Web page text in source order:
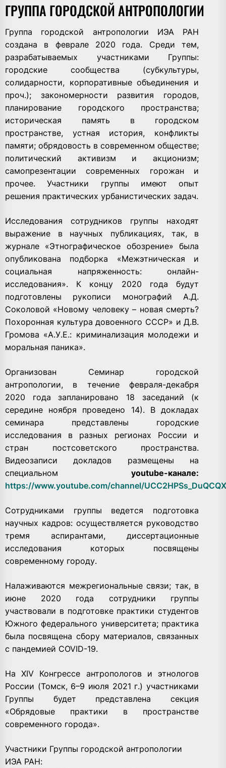
ГРУППА ГОРОДСКОЙ АНТРОПОЛОГИИ
Группа городской антропологии ИЭА РАН
создана в феврале 2020 года. Среди тем,
разрабатываемых участниками Группы:
городские сообщества (субкультуры,
солидарности, корпоративные объединения и
проч.); закономерности развития городов,
планирование городского пространства;
историческая память в городском
пространстве, устная история, конфликты
памяти; обрядовость в современном обществе;
политический активизм и акционизм;
самопрезентации современных горожан и
прочее. Участники группы имеют опыт
решения практических урбанистических задач.
Исследования сотрудников группы находят
выражение в научных публикациях, так, в
журнале «Этнографическое обозрение» была
опубликована подборка «Межэтническая и
социальная напряженность: онлайн-
исследования». К концу 2020 года будут
подготовлены рукописи монографий А.Д.
Соколовой «Новому человеку – новая смерть?
Похоронная культура довоенного СССР» и Д.В.
Громова «А.У.Е.: криминализация молодежи и
моральная паника».
Организован Семинар городской
антропологии, в течение февраля-декабря
2020 года запланировано 18 заседаний (к
середине ноября проведено 14). В докладах
семинара представлены городские
исследования в разных регионах России и
стран постсоветского пространства.
Видеозаписи докладов размещены на
специальномyoutube-канале:
https://www.youtube.com/channel/
Сотрудниками группы ведется подготовка
научных кадров: осуществляется руководство
тремя аспирантами, диссертационные
исследования которых посвящены
современному городу.
Налаживаются межрегиональные связи; так, в
июне 2020 года сотрудники группы
участвовали в подготовке практики студентов
Южного федерального университета; практика
была посвящена сбору материалов, связанных
с пандемией COVID-19.
На XIV Конгрессе антропологов и этнологов
России (Томск, 6–9 июля 2021 г.) участниками
Группы будет представлена секция
«Обрядовые практики в пространстве
современного города».
Участники Группы городской антропологии
ИЭА РАН: